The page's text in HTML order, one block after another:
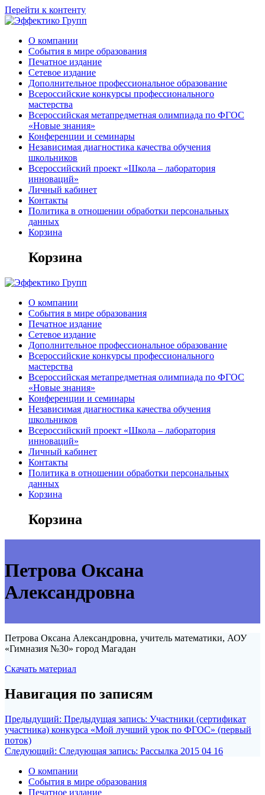
Перейти к контенту
О компании
События в мире образования
Печатное издание
Сетевое издание
Дополнительное профессиональное образование
Всероссийские конкурсы профессионального
мастерства
Всероссийская метапредметная олимпиада по ФГОС
«Новые знания»
Конференции и семинары
Независимая диагностика качества обучения
школьников
Всероссийский проект «Школа – лаборатория
инноваций»
Личный кабинет
Контакты
Политика в отношении обработки персональных
данных
Корзина
Корзина
О компании
События в мире образования
Печатное издание
Сетевое издание
Дополнительное профессиональное образование
Всероссийские конкурсы профессионального
мастерства
Всероссийская метапредметная олимпиада по ФГОС
«Новые знания»
Конференции и семинары
Независимая диагностика качества обучения
школьников
Всероссийский проект «Школа – лаборатория
инноваций»
Личный кабинет
Контакты
Политика в отношении обработки персональных
данных
Корзина
Корзина
Петрова Оксана
Александровна
Петрова Оксана Александровна, учитель математики, АОУ
«Гимназия №30» город Магадан
Скачать материал
Навигация по записям
Предыдущий: Предыдущая запись: Участники (сертификат
участника) конкурса «Мой лучший урок по ФГОС» (первый
поток)
Следующий: Следующая запись: Рассылка 2015 04 16
О компании
События в мире образования
Печатное издание